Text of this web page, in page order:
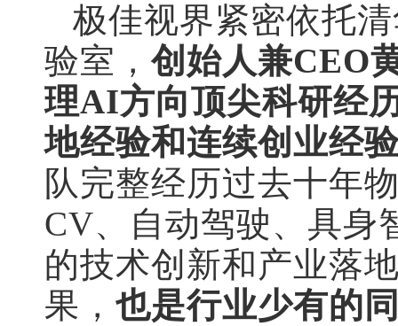
极佳视界紧密依托
验室，创始人兼CEO
理AI方向顶尖科研经
地经验和连续创业经
队完整经历过去十年
CV、自动驾驶、具身
的技术创新和产业落
果， 也是行业少有的